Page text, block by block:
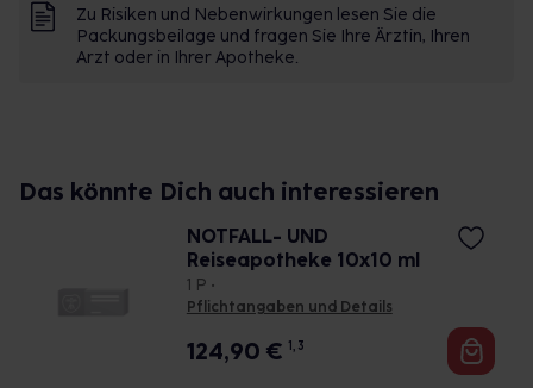
Zu Risiken und Nebenwirkungen lesen Sie die
Packungsbeilage und fragen Sie Ihre Ärztin, Ihren
Arzt oder in Ihrer Apotheke.
Das könnte Dich auch interessieren
NOTFALL- UND
Reiseapotheke 10x10 ml
1 P •
Pflichtangaben und Details
124,90 € 1, 3